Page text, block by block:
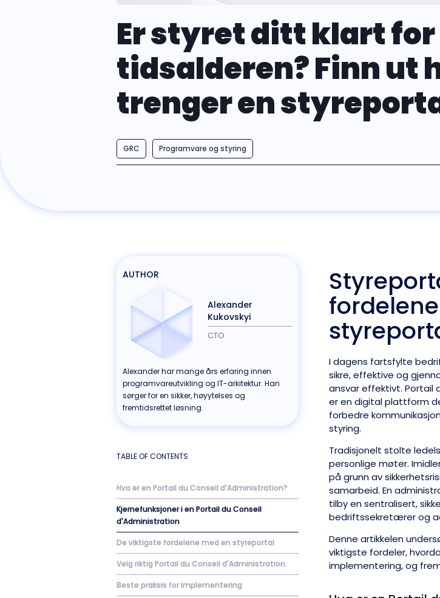
Er styret ditt klart
tidsalderen? Finn ut
trenger en
GRC Programvare og styring
AUTHOR
Alexander
Kukovskyi
CTO
Alexander har mange års erfaring innen
programvareutvikling og IT-arkitektur. Han
sørger for en sikker, høyytelses og
fremtidsrettet løsning.
TABLE OF CONTENTS
Hva er en Portail du Conseil d'Administration?
Kjernefunksjoner i en Portail du Conseil
d'Administration
De viktigste fordelene med en styreportal
Velg riktig Portail du Conseil d'Administration
Beste praksis for implementering
I dagens fartsfylte
sikre, effektive og
ansvar effektivt. Portail
er en digital plattform
forbedre
styring.
Tradisjonelt stolte
personlige møter.
på grunn av
samarbeid. En
tilby en sentralisert,
bedriftssekretærer og
Denne artikkelen
viktigste fordeler,
implementering, og